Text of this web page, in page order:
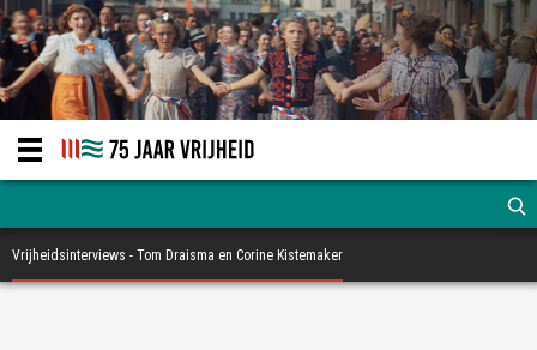
Vrijheidsinterviews - Tom Draisma en Corine Kistemaker